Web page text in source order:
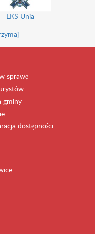
LKS Unia
sprawę
gminy
dostępności